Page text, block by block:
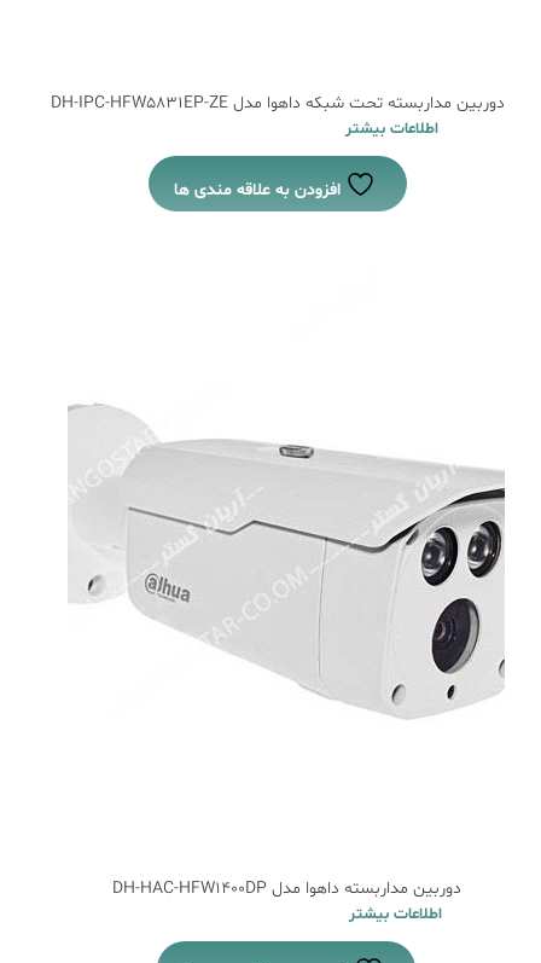
دوربین مداربسته تحت شبکه داهوا مدل DH-IPC-HFW5831EP-ZE
اطلاعات بیشتر
افزودن به علاقه مندی ها
دوربین مداربسته داهوا مدل DH-HAC-HFW1400DP
اطلاعات بیشتر